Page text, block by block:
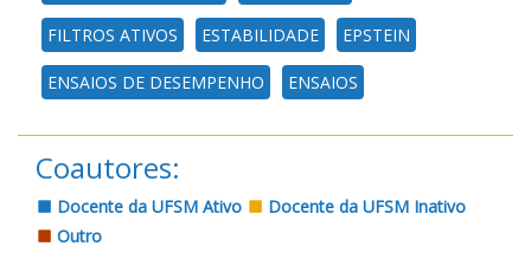
FILTROS ATIVOS ESTABILIDADE EPSTEIN
ENSAIOS DE DESEMPENHO ENSAIOS
Coautores:
Docente da UFSM Ativo
Docente da UFSM Inativo
Outro